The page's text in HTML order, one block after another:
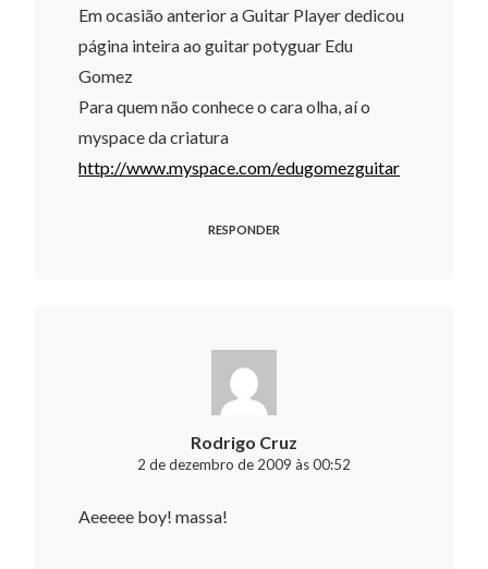
Em ocasião anterior a Guitar Player dedicou
página inteira ao guitar potyguar Edu
Gomez
Para quem não conhece o cara olha, aí o
myspace da criatura
http://www.myspace.com/edugomezguitar
RESPONDER
Rodrigo Cruz
2 de dezembro de 2009 às 00:52
Aeeeee boy! massa!